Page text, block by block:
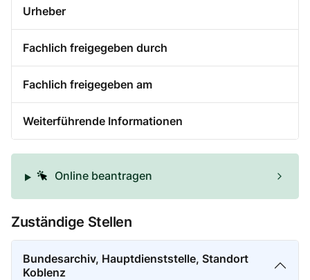
Urheber
Fachlich freigegeben durch
Fachlich freigegeben am
Weiterführende Informationen
Online beantragen
Zuständige Stellen
Bundesarchiv, Hauptdienststelle, Standort
Koblenz